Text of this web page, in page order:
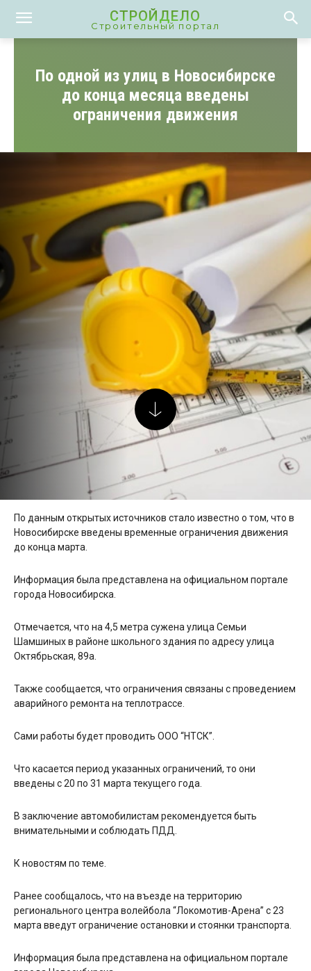
СТРОЙДЕЛО
Строительный портал
По одной из улиц в Новосибирске
до конца месяца введены
ограничения движения
По данным открытых источников стало известно о том, что в
Новосибирске введены временные ограничения движения
до конца марта.
Информация была представлена на официальном портале
города Новосибирска.
Отмечается, что на 4,5 метра сужена улица Семьи
Шамшиных в районе школьного здания по адресу улица
Октябрьская, 89а.
Также сообщается, что ограничения связаны с проведением
аварийного ремонта на теплотрассе.
Сами работы будет проводить ООО “НТСК”.
Что касается период указанных ограничений, то они
введены с 20 по 31 марта текущего года.
В заключение автомобилистам рекомендуется быть
внимательными и соблюдать ПДД.
К новостям по теме.
Ранее сообщалось, что на въезде на территорию
регионального центра волейбола “Локомотив-Арена” с 23
марта введут ограничение остановки и стоянки транспорта.
Информация была представлена на официальном портале